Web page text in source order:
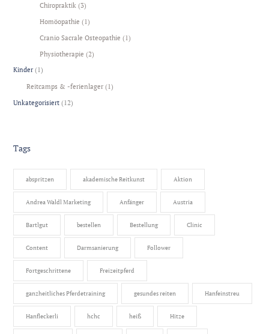
Chiropraktik (3)
Homöopathie (1)
Cranio Sacrale Osteopathie (1)
Physiotherapie (2)
Kinder (1)
Reitcamps & -ferienlager (1)
Unkategorisiert (12)
Tags
abspritzen akademische Reitkunst Aktion
Andrea Waldl Marketing Anfänger Austria
Bartlgut bestellen Bestellung Clinic
Content Darmsanierung Follower
Fortgeschrittene Freizeitpferd
ganzheitliches Pferdetraining gesundes reiten Hanfeinstreu
Hanfleckerli hchc heiß Hitze